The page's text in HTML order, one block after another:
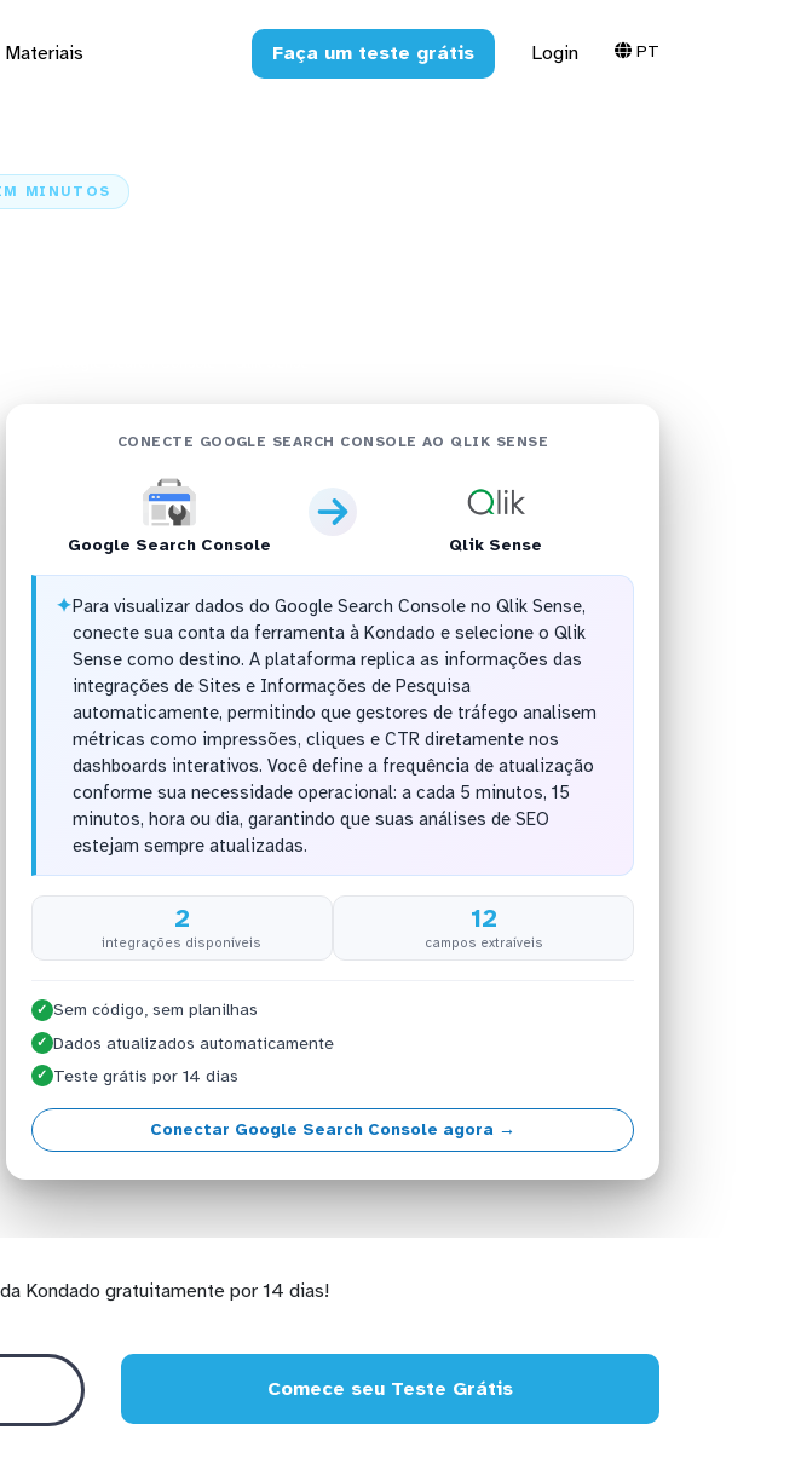
Materiais Faça um teste grátis Login PT
MINUTOS
CONECTE GOOGLE SEARCH CONSOLE AO QLIK SENSE
Google Search Console Qlik Sense
✦Para visualizar dados do Google Search Console no Qlik Sense,
conecte sua conta da ferramenta à Kondado e selecione o Qlik
Sense como destino. A plataforma replica as informações das
integrações de Sites e Informações de Pesquisa
automaticamente, permitindo que gestores de tráfego analisem
métricas como impressões, cliques e CTR diretamente nos
dashboards interativos. Você define a frequência de atualização
conforme sua necessidade operacional: a cada 5 minutos, 15
minutos, hora ou dia, garantindo que suas análises de SEO
estejam sempre atualizadas.
2
integrações disponíveis
12
campos extraíveis
✓ Sem código, sem planilhas
✓ Dados atualizados automaticamente
✓ Teste grátis por 14 dias
Conectar Google Search Console agora →
Kondado gratuitamente por 14 dias!
Comece seu Teste Grátis